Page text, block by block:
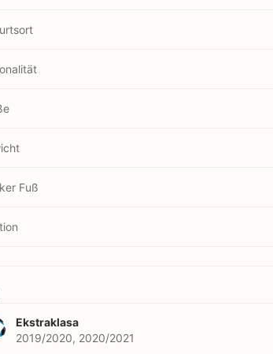
Fuß
Ekstraklasa
2019/2020, 2020/2021